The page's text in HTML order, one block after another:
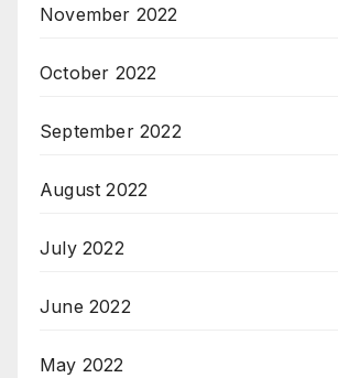
November 2022
October 2022
September 2022
August 2022
July 2022
June 2022
May 2022